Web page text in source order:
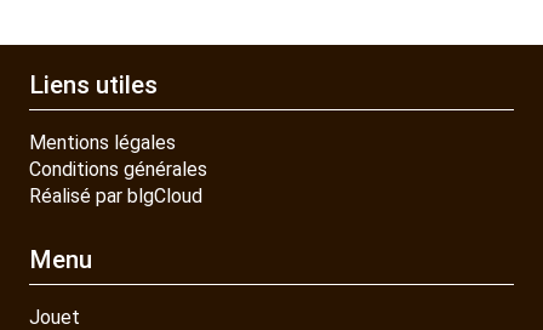
Liens utiles
Mentions légales
Conditions générales
Réalisé par blgCloud
Menu
Jouet